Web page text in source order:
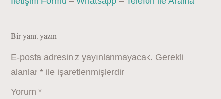
Bir yanıt yazın
E-posta adresiniz yayınlanmayacak. Gerekli
alanlar* ile işaretlenmişlerdir
Yorum*